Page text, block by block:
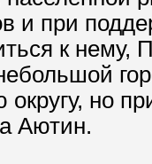
и при
к нему,
но
Аютин.